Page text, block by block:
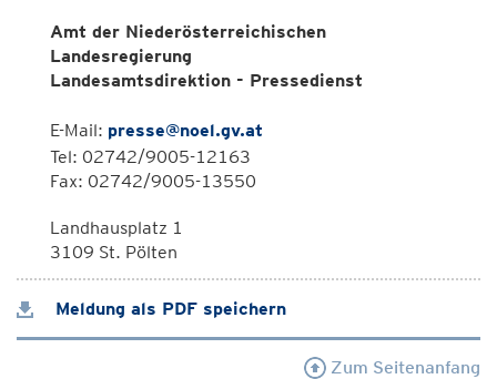
Amt der Niederösterreichischen
Landesregierung
Landesamtsdirektion - Pressedienst
E-Mail: presse@noel.gv.at
Tel: 02742/9005-12163
Fax: 02742/9005-13550
Landhausplatz 1
3109 St. Pölten
Meldung als PDF speichern
Zum Seitenanfang